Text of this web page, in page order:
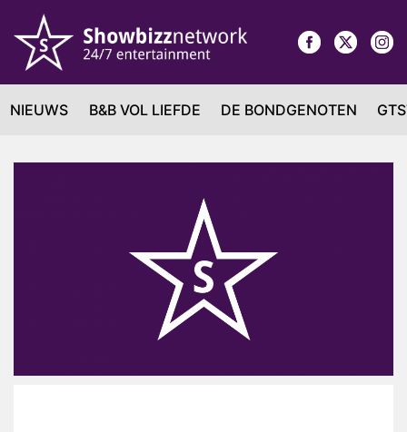
NIEUWS B&B VOL LIEFDE DE BONDGENOTEN